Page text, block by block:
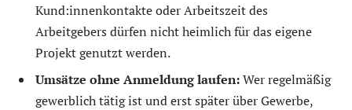
Kund:innenkontakte oder Arbeitszeit des
Arbeitgebers dürfen nicht heimlich für das eigene
Projekt genutzt werden.
Umsätze ohne Anmeldung laufen:Wer regelmäßig
gewerblich tätig ist und erst später über Gewerbe,